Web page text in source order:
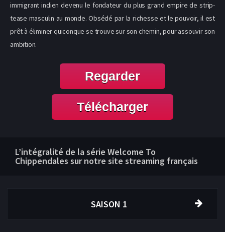
immigrant indien devenu le fondateur du plus grand empire de strip-
tease masculin au monde. Obsédé par la richesse et le pouvoir, il est
prêt à éliminer quiconque se trouve sur son chemin, pour assouvir son
ambition.
Regarder
Télécharger
L’intégralité de la série Welcome To
Chippendales sur notre site streaming français
SAISON 1